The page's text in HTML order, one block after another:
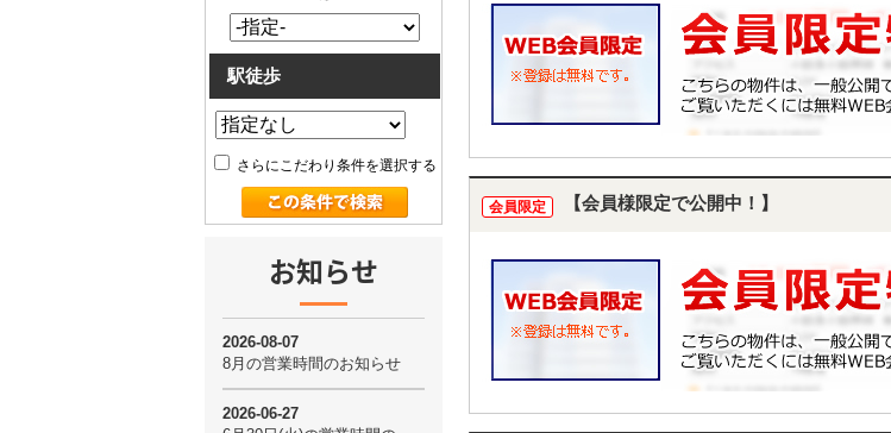
会員限定 【会員様限定で公開中！】
駅徒歩
さらにこだわり条件を選択する
お知らせ